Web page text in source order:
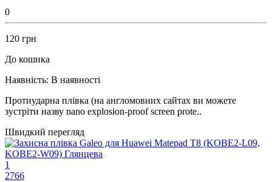
0
120 грн
До кошика
Наявність: В наявності
Протиударна плівка (на англомовних сайтах ви можете
зустріти назву nano explosion-proof screen prote..
Швидкий перегляд
1
2766